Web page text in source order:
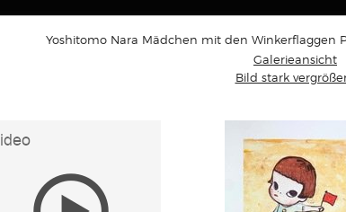
Yoshitomo Nara Mädchen mit den Winkerflaggen
Galerieansicht
Bild stark